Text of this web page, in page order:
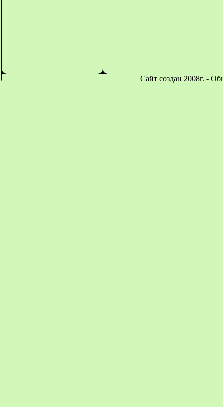
Сайт создан 2008г. -